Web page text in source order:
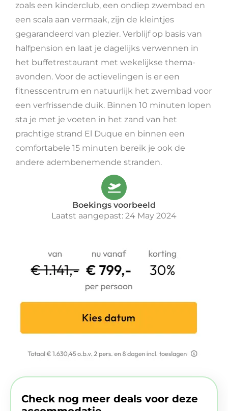
zoals een kinderclub, een ondiep zwembad en
een scala aan vermaak, zijn de kleintjes
gegarandeerd van plezier. Verblijf op basis van
halfpension en laat je dagelijks verwennen in
het buffetrestaurant met wekelijkse thema-
avonden. Voor de actievelingen is er een
fitnesscentrum en natuurlijk het zwembad voor
een verfrissende duik. Binnen 10 minuten lopen
sta je met je voeten in het zand van het
prachtige strand El Duque en binnen een
comfortabele 15 minuten bereik je ook de
andere adembenemende stranden.
Boekings voorbeeld
Laatst aangepast: 24 May 2024
Check nog meer deals voor deze